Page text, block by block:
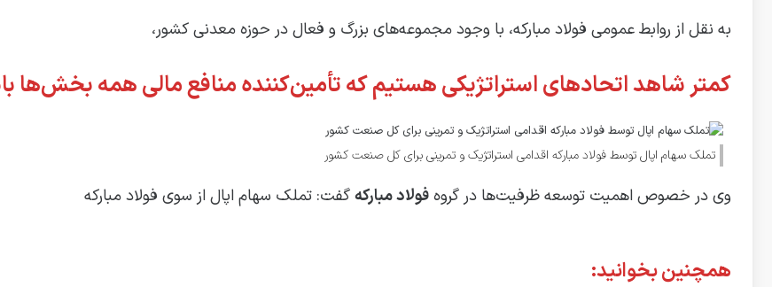
به نقل از روابط عمومی فولاد مبارکه، با وجود مجموعه‌های بزرگ و فعال در حوزه معدنی کشور،
کمتر شاهد اتحادهای استراتژیکی هستیم که تأمین‌کننده منافع مالی همه بخش‌ها
تملک سهام اپال توسط فولاد مبارکه اقدامی استراتژیک و تمرینی برای کل صنعت کشور
وی در خصوص اهمیت توسعه ظرفیت‌ها در گروهفولاد مبارکهگفت: تملک سهام اپال از سوی فولاد مبارکه
همچنین بخوانید: